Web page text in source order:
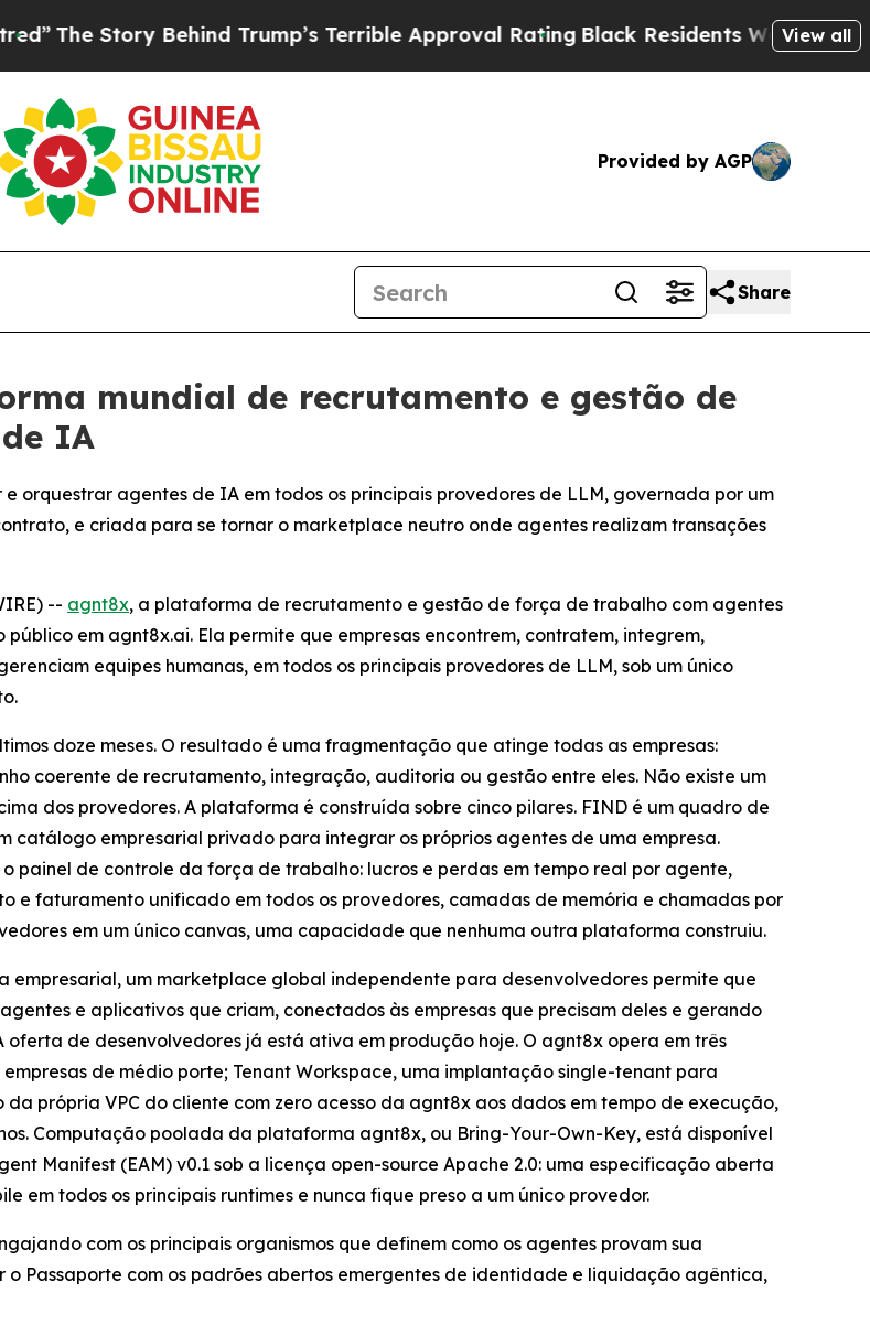
Story Behind Trump’s Terrible Approval RatingBlack Residents Warned of View all
Provided by AGP
Share
mundial de recrutamento e gestão de
IA
orquestrar agentes de IA em todos os principais provedores de LLM, governada por um
e criada para se tornar o marketplace neutro onde agentes realizam transações
-- agnt8x, a plataforma de recrutamento e gestão de força de trabalho com agentes
em agnt8x.ai. Ela permite que empresas encontrem, contratem, integrem,
equipes humanas, em todos os principais provedores de LLM, sob um único
doze meses. O resultado é uma fragmentação que atinge todas as empresas:
coerente de recrutamento, integração, auditoria ou gestão entre eles. Não existe um
dos provedores. A plataforma é construída sobre cinco pilares. FIND é um quadro de
catálogo empresarial privado para integrar os próprios agentes de uma empresa.
painel de controle da força de trabalho: lucros e perdas em tempo real por agente,
e faturamento unificado em todos os provedores, camadas de memória e chamadas por
em um único canvas, uma capacidade que nenhuma outra plataforma construiu.
um marketplace global independente para desenvolvedores permite que
e aplicativos que criam, conectados às empresas que precisam deles e gerando
de desenvolvedores já está ativa em produção hoje. O agnt8x opera em três
de médio porte; Tenant Workspace, uma implantação single-tenant para
própria VPC do cliente com zero acesso da agnt8x aos dados em tempo de execução,
Computação poolada da plataforma agnt8x, ou Bring-Your-Own-Key, está disponível
Manifest (EAM) v0.1 sob a licença open-source Apache 2.0: uma especificação aberta
todos os principais runtimes e nunca fique preso a um único provedor.
com os principais organismos que definem como os agentes provam sua
Passaporte com os padrões abertos emergentes de identidade e liquidação agêntica,